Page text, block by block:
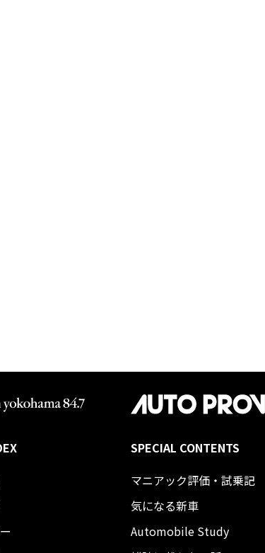
SPECIAL CONTENTS
マニアック評価・試乗記
気になる新車
Automobile Study